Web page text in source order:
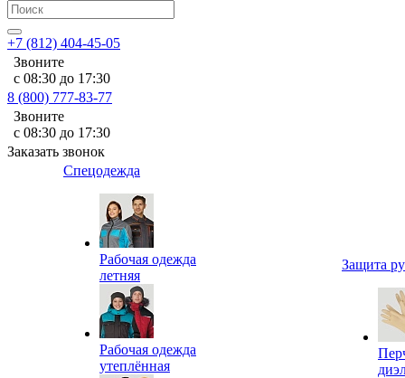
+7 (812) 404-45-05
Звоните
с 08:30 до 17:30
8 (800) 777-83-77
Звоните
с 08:30 до 17:30
Заказать звонок
Спецодежда
Рабочая одежда
летняя
Рабочая одежда
утеплённая
Защита